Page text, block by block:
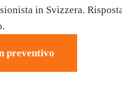
in Svizzera.
preventivo